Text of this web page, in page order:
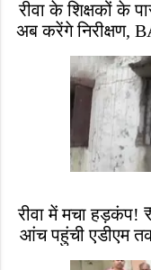
रीवा के शिक्षकों के
अब करेंगे निरीक्षण,
रीवा में मचा हड़कंप!
आंच पहुंची एडीएम